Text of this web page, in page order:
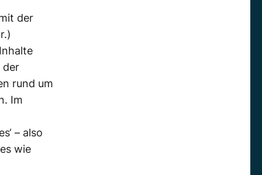
der
der
rund um
Im
– also
wie